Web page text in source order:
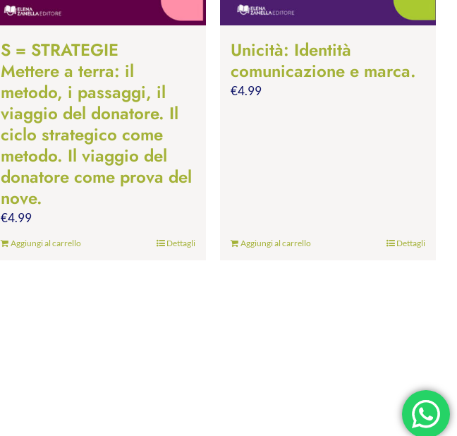
S = STRATEGIE
Mettere a terra: il
metodo, i passaggi, il
viaggio del donatore. Il
ciclo strategico come
metodo. Il viaggio del
donatore come prova del
nove.
€4.99
Aggiungi al carrello Dettagli
Unicità: Identità
comunicazione e marca.
€4.99
Aggiungi al carrello Dettagli